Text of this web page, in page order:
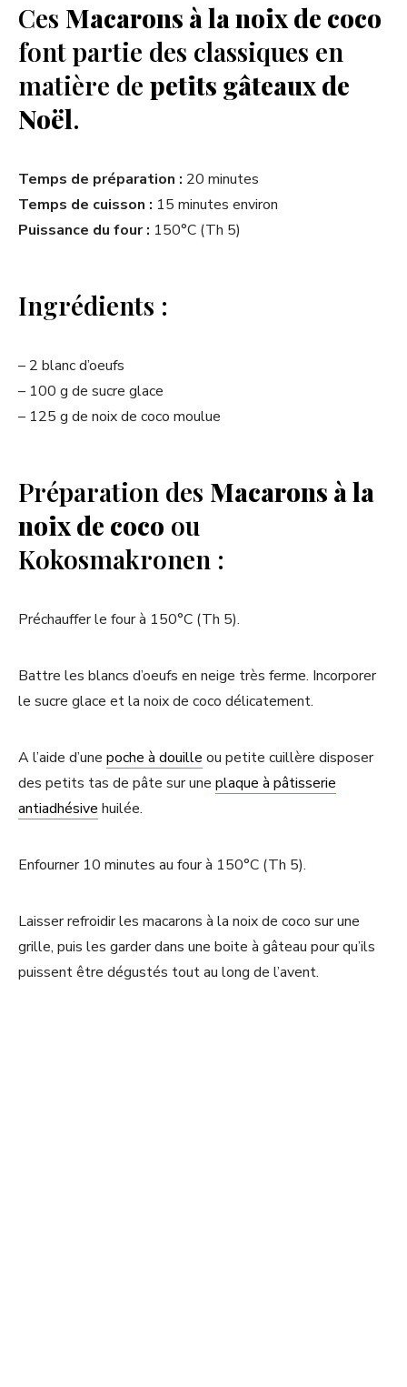
Ces Macarons à la noix de coco
font partie des classiques en
matière de petits gâteaux de
Noël.
Temps de préparation : 20 minutes
Temps de cuisson : 15 minutes environ
Puissance du four : 150°C (Th 5)
Ingrédients :
– 2 blanc d’oeufs
– 100 g de sucre glace
– 125 g de noix de coco moulue
Préparation des Macarons à la
noix de coco ou
Kokosmakronen :
Préchauffer le four à 150°C (Th 5).
Battre les blancs d’oeufs en neige très ferme. Incorporer
le sucre glace et la noix de coco délicatement.
A l’aide d’une poche à douille ou petite cuillère disposer
des petits tas de pâte sur une plaque à pâtisserie
antiadhésive huilée.
Enfourner 10 minutes au four à 150°C (Th 5).
Laisser refroidir les macarons à la noix de coco sur une
grille, puis les garder dans une boite à gâteau pour qu’ils
puissent être dégustés tout au long de l’avent.